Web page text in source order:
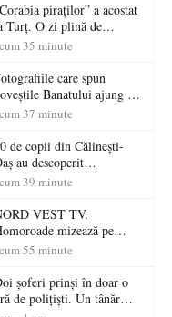
piraților” a acostat
Turț. O zi plină de
și lecții despre
de vară
35 minute
care spun
Banatului ajung la
de Artă Satu Mare
37 minute
de copii din Călinești-
au descoperit
local la Casa
39 minute
VEST TV.
mizează pe
turism și investiții.
rămâne un brand
Codrului”
55 minute
șoferi prinși în doar o
de polițiști. Un tânăr